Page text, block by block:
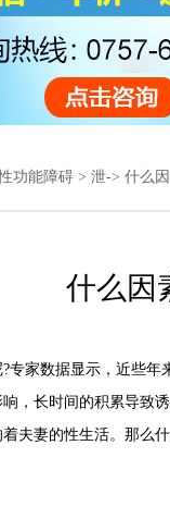
功能障碍 > 泄-> 什么
什么因
家数据显示，近些年
，长时间的积累导致
夫妻的性生活。那么